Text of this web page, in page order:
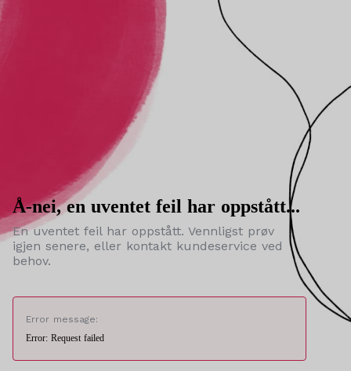
Å-nei, en uventet feil har oppstått...
En uventet feil har oppstått. Vennligst prøv
igjen senere, eller kontakt kundeservice ved
behov.
Error message:
Error: Request failed